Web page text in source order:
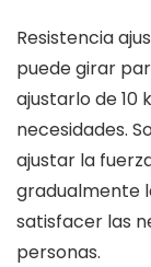
Resistencia
puede girar
ajustarlo de 10
necesidades.
ajustar la
gradualmente
satisfacer las
personas.